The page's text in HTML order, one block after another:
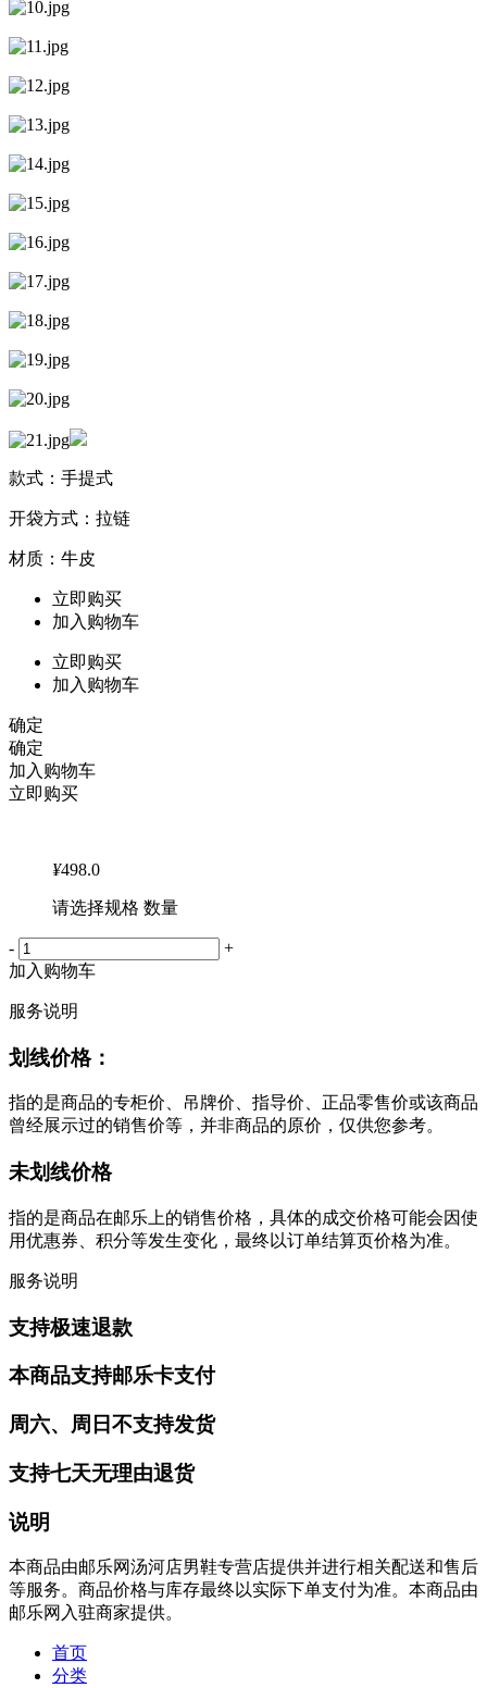
款式：手提式
开袋方式：拉链
材质：牛皮
立即购买
加入购物车
立即购买
加入购物车
确定
确定
加入购物车
立即购买
¥498.0
请选择规格 数量
-
+
加入购物车
服务说明
划线价格：
指的是商品的专柜价、吊牌价、指导价、正品零售价或该商品
曾经展示过的销售价等，并非商品的原价，仅供您参考。
未划线价格
指的是商品在邮乐上的销售价格，具体的成交价格可能会因使
用优惠券、积分等发生变化，最终以订单结算页价格为准。
服务说明
支持极速退款
本商品支持邮乐卡支付
周六、周日不支持发货
支持七天无理由退货
说明
本商品由邮乐网汤河店男鞋专营店提供并进行相关配送和售后
等服务。商品价格与库存最终以实际下单支付为准。本商品由
邮乐网入驻商家提供。
首页
分类